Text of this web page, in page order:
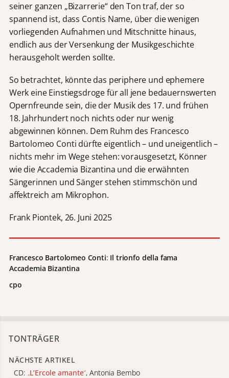
seiner ganzen „Bizarrerie“ den Ton traf, der so
spannend ist, dass Contis Name, über die wenigen
vorliegenden Aufnahmen und Mitschnitte hinaus,
endlich aus der Versenkung der Musikgeschichte
herausgeholt werden sollte.
So betrachtet, könnte das periphere und ephemere
Werk eine Einstiegsdroge für all jene bedauernswerten
Opernfreunde sein, die der Musik des 17. und frühen
18. Jahrhundert noch nichts oder nur wenig
abgewinnen können. Dem Ruhm des Francesco
Bartolomeo Conti dürfte eigentlich – und uneigentlich –
nichts mehr im Wege stehen: vorausgesetzt, Könner
wie die Accademia Bizantina und die erwähnten
Sängerinnen und Sänger stehen stimmschön und
affektreich am Mikrophon.
Frank Piontek, 26. Juni 2025
Francesco Bartolomeo Conti: Il trionfo della fama
Accademia Bizantina
cpo
TONTRÄGER
NÄCHSTE ARTIKEL
CD: „L’Ercole amante“, Antonia Bembo